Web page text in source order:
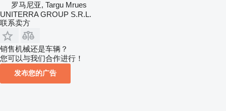
罗马尼亚, Targu Mrues
UNITERRA GROUP S.R.L.
联系卖方
销售机械还是车辆？
您可以与我们合作进行！
发布您的广告